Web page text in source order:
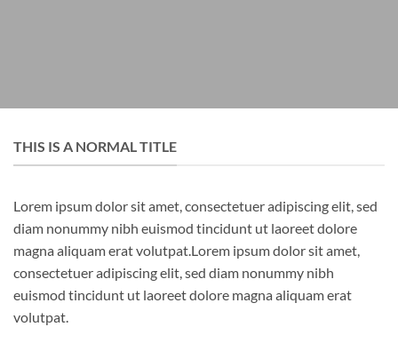
THIS IS A NORMAL TITLE
Lorem ipsum dolor sit amet, consectetuer adipiscing elit, sed
diam nonummy nibh euismod tincidunt ut laoreet dolore
magna aliquam erat volutpat.Lorem ipsum dolor sit amet,
consectetuer adipiscing elit, sed diam nonummy nibh
euismod tincidunt ut laoreet dolore magna aliquam erat
volutpat.